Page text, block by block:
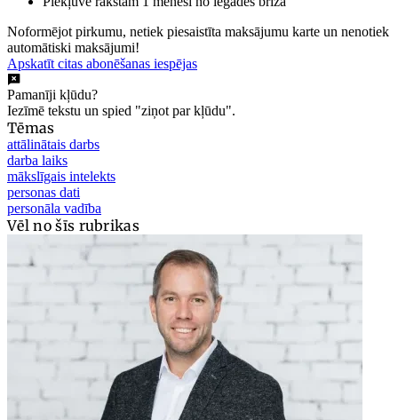
Noformējot pirkumu, netiek piesaistīta maksājumu karte un nenotiek
automātiski maksājumi!
Apskatīt citas abonēšanas iespējas
Pamanīji kļūdu?
Iezīmē tekstu un spied "ziņot par kļūdu".
Tēmas
attālinātais darbs
darba laiks
mākslīgais intelekts
personas dati
personāla vadība
Vēl no šīs rubrikas